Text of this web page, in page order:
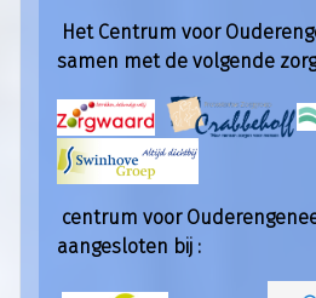
Het Centrum voor
samen met de volgende
centrum voor
aangesloten bij :